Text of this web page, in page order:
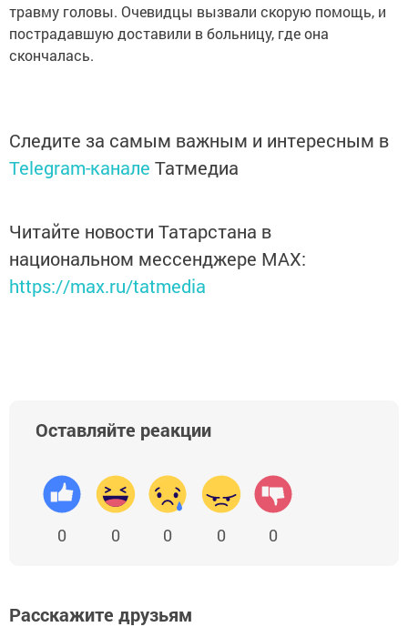
травму головы. Очевидцы вызвали скорую помощь, и
пострадавшую доставили в больницу, где она
скончалась.
Следите за самым важным и интересным в
Telegram-канале Татмедиа
Читайте новости Татарстана в
национальном мессенджере MАХ:
https://max.ru/tatmedia
Оставляйте реакции
0 0 0 0 0
Расскажите друзьям